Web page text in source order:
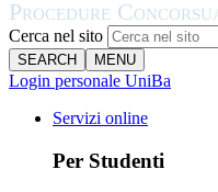
Cerca nel sito
SEARCH MENU
Login personale UniBa
Servizi online
Per Studenti